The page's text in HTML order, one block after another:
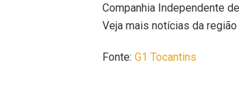
Companhia Independente
Veja mais notícias da
Fonte:G1 Tocantins